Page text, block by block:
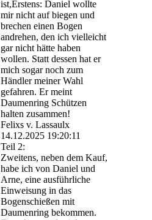
ist,Erstens: Daniel wollte
mir nicht auf biegen und
brechen einen Bogen
andrehen, den ich vielleicht
gar nicht hätte haben
wollen. Statt dessen hat er
mich sogar noch zum
Händler meiner Wahl
gefahren. Er meint
Daumenring Schützen
halten zusammen!
Felixs v. Lassaulx
14.12.2025 19:20:11
Teil 2:
Zweitens, neben dem Kauf,
habe ich von Daniel und
Arne, eine ausführliche
Einweisung in das
Bogenschießen mit
Daumenring bekommen.